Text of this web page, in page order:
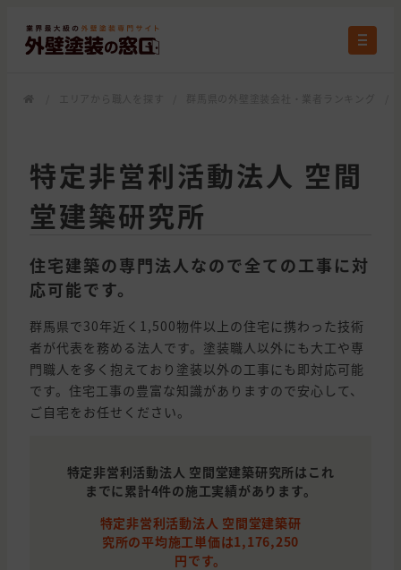
特定非営利活動法人 空間
堂建築研究所
住宅建築の専門法人なので全ての工事に対
応可能です。
群馬県で30年近く1,500物件以上の住宅に携わった技術
者が代表を務める法人です。塗装職人以外にも大工や専
門職人を多く抱えており塗装以外の工事にも即対応可能
です。住宅工事の豊富な知識がありますので安心して、
ご自宅をお任せください。
特定非営利活動法人 空間堂建築研究所はこれ
までに累計4件の施工実績があります。
特定非営利活動法人 空間堂建築研
究所の平均施工単価は1,176,250
円です。